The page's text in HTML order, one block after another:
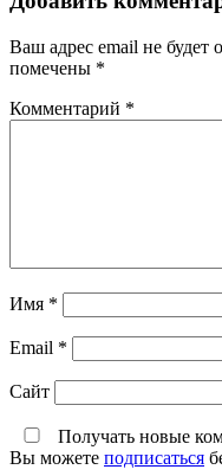
Ваш адрес email не будет
помечены *
Комментарий *
Имя *
Email *
Сайт
Получать новые
Вы можете подписаться